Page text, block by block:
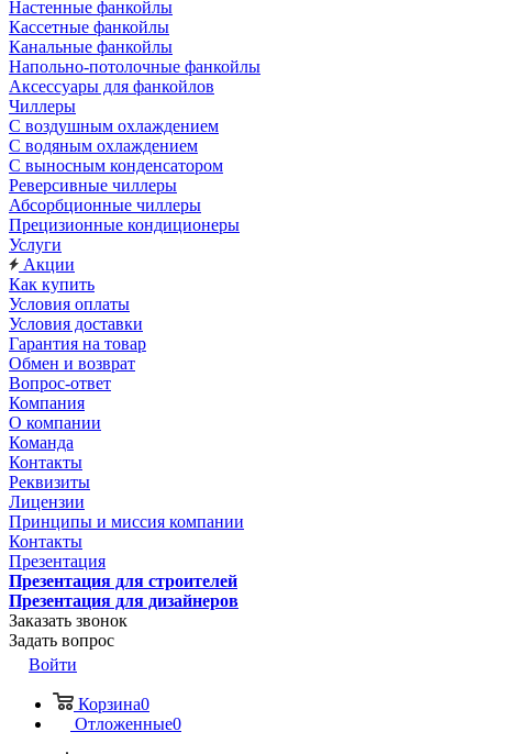
Настенные фанкойлы
Кассетные фанкойлы
Канальные фанкойлы
Напольно-потолочные фанкойлы
Аксессуары для фанкойлов
Чиллеры
С воздушным охлаждением
С водяным охлаждением
С выносным конденсатором
Реверсивные чиллеры
Абсорбционные чиллеры
Прецизионные кондиционеры
Услуги
Акции
Как купить
Условия оплаты
Условия доставки
Гарантия на товар
Обмен и возврат
Вопрос-ответ
Компания
О компании
Команда
Контакты
Реквизиты
Лицензии
Принципы и миссия компании
Контакты
Презентация
Презентация для строителей
Презентация для дизайнеров
Заказать звонок
Задать вопрос
Войти
Корзина0
Отложенные0